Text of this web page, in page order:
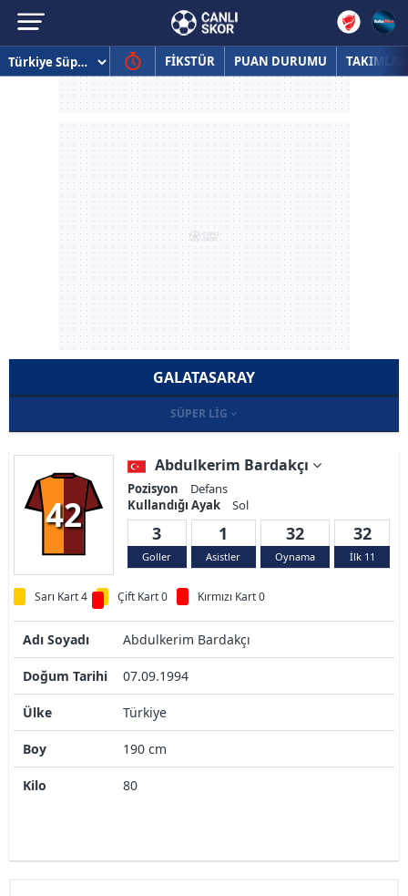
FİKSTÜR PUAN DURUMU TAKIMLAR
GALATASARAY
SÜPER LIG
42
Abdulkerim Bardakçı
Pozisyon
Defans
Kullandığı Ayak
Sol
3
Goller
1
Asistler
32
Oynama
32
İlk 11
Sarı Kart 4 Çift Kart 0 Kırmızı Kart 0
Adı Soyadı Abdulkerim Bardakçı
Doğum Tarihi 07.09.1994
Ülke Türkiye
Boy 190 cm
Kilo 80